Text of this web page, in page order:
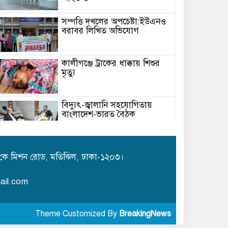
সম্পত্তি দখলের অপচেষ্টা:ইউএনও
বরাবর লিখিত অভিযোগ
কালীগঞ্জে ট্রাকের ধাক্কায় শিশুর
মৃত্যু
বিদ্যুৎ-জ্বালানি সহযোগিতায়
বাংলাদেশ-ভারত বৈঠক
উপলক্ষে সচেতনতামূলক কর্মসূচি
অনুষ্ঠিত
মিশন রোড, মতিঝিল, ঢাকা-১২০৩।
Theme Customized By BreakingNews